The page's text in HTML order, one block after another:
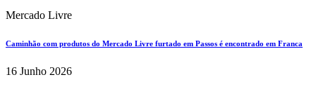
Mercado Livre
Caminhão com produtos do Mercado Livre furtado em Passos é encontrado em Franca
16 Junho 2026